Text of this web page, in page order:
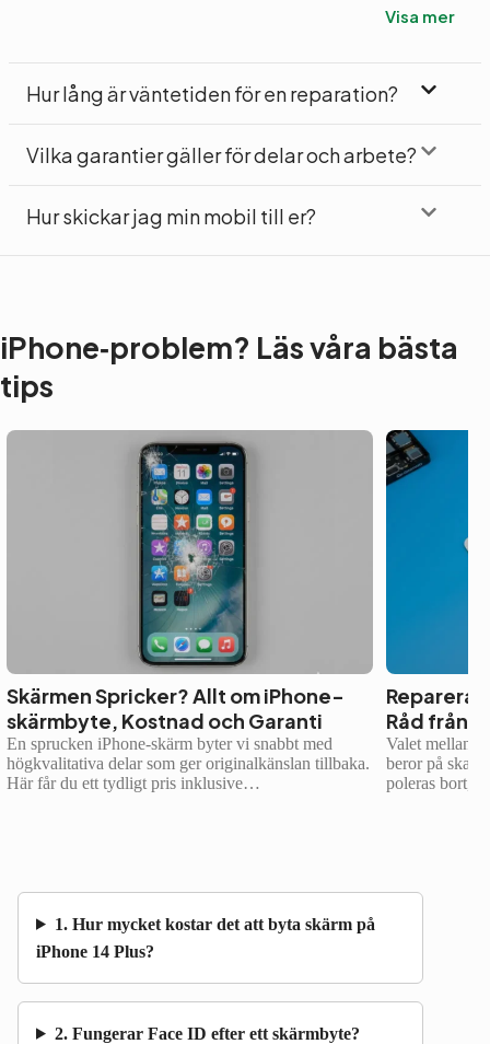
Visa mer
Hur lång är väntetiden för en reparation?
Vilka garantier gäller för delar och arbete?
Hur skickar jag min mobil till er?
iPhone‑problem? Läs våra bästa
tips
Skärmen Spricker? Allt om iPhone-
skärmbyte, Kostnad och Garanti
En sprucken iPhone-skärm byter vi snabbt med
högkvalitativa delar som ger originalkänslan tillbaka.
Här får du ett tydligt pris inklusive…
Reparera
Råd från
Valet mellan
beror på
poleras bort,
1. Hur mycket kostar det att byta skärm på
iPhone 14 Plus?
2. Fungerar Face ID efter ett skärmbyte?